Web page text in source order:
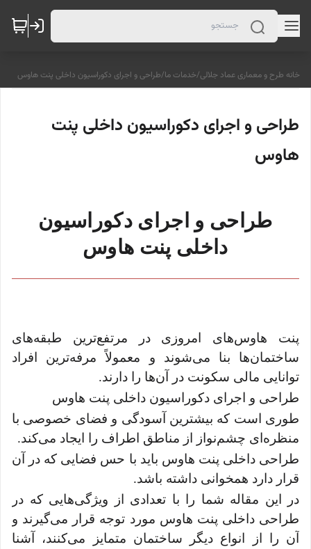
خانه طرح و معماری عماد جلالی/خدمات ما/طراحی و اجرای دکوراسیون داخلی پنت هاوس
طراحی و اجرای دکوراسیون داخلی پنت
هاوس
طراحی و اجرای دکوراسیون
داخلی پنت هاوس
پنت هاوس‌های امروزی در مرتفع‌ترین طبقه‌های
ساختمان‌ها بنا می‌شوند و معمولاً مرفه‌ترین افراد
توانایی مالی سکونت در آن‌ها را دارند.
طراحی و اجرای دکوراسیون داخلی پنت هاوس
طوری است که بیشترین آسودگی و فضای خصوصی با
منظره‌ای چشم‌نواز از مناطق اطراف را ایجاد می‌کند.
طراحی داخلی پنت هاوس باید با حس فضایی که در آن
قرار دارد همخوانی داشته باشد.
در این مقاله شما را با تعدادی از ویژگی‌هایی که در
طراحی داخلی پنت هاوس مورد توجه قرار می‌گیرند و
آن را از انواع دیگر ساختمان متمایز می‌کنند، آشنا